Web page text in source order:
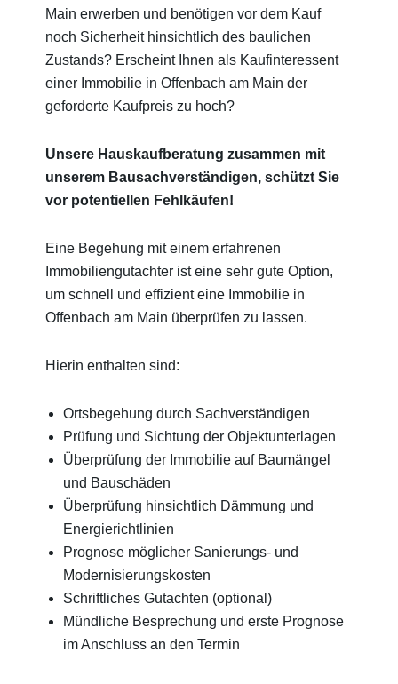
Main erwerben und benötigen vor dem Kauf
noch Sicherheit hinsichtlich des baulichen
Zustands? Erscheint Ihnen als Kaufinteressent
einer Immobilie in Offenbach am Main der
geforderte Kaufpreis zu hoch?
Unsere Hauskaufberatung zusammen mit
unserem Bausachverständigen, schützt Sie
vor potentiellen Fehlkäufen!
Eine Begehung mit einem erfahrenen
Immobiliengutachter ist eine sehr gute Option,
um schnell und effizient eine Immobilie in
Offenbach am Main überprüfen zu lassen.
Hierin enthalten sind:
Ortsbegehung durch Sachverständigen
Prüfung und Sichtung der Objektunterlagen
Überprüfung der Immobilie auf Baumängel
und Bauschäden
Überprüfung hinsichtlich Dämmung und
Energierichtlinien
Prognose möglicher Sanierungs- und
Modernisierungskosten
Schriftliches Gutachten (optional)
Mündliche Besprechung und erste Prognose
im Anschluss an den Termin